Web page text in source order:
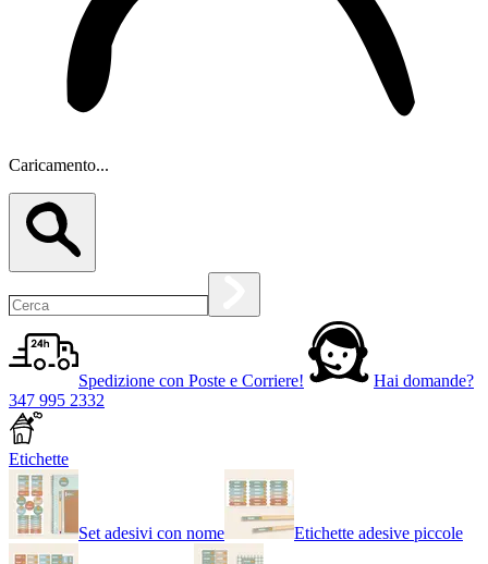
Caricamento...
Spedizione con Poste e Corriere!
Hai domande?
347 995 2332
Etichette
Set adesivi con nome Etichette adesive piccole